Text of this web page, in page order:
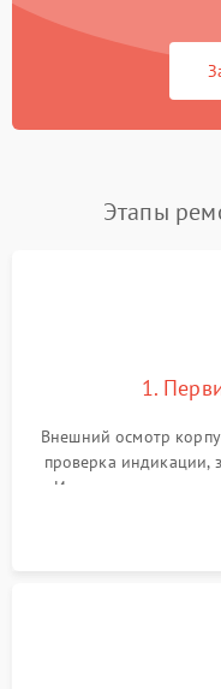
Этапы
1.
Внешний осмотр
проверка индикации,
Измерение
реакции ИБП на